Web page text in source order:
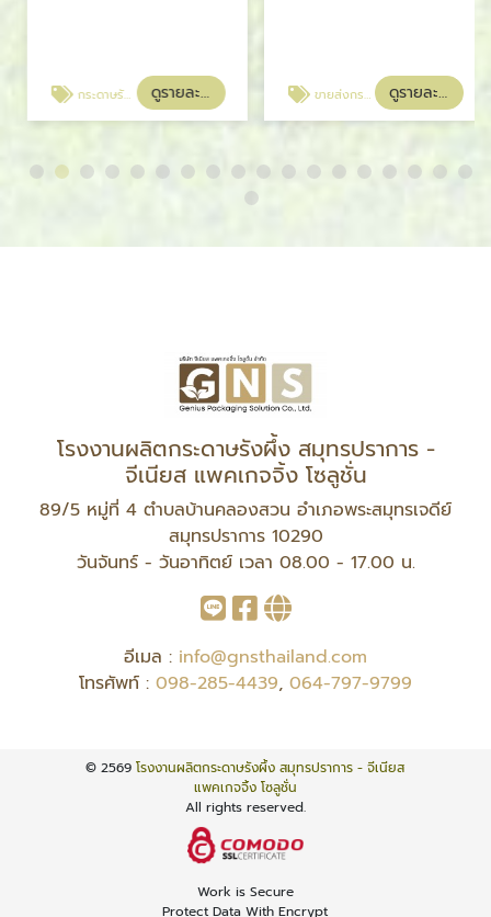
กระดาษรังผึ้ง สมุทรปราการ ดูรายละเอียด ขายส่งกระดาษรังผึ้ง ราคาส่ง ดูรายละเอียด
โรงงานผลิตกระดาษรังผึ้ง สมุทรปราการ -
จีเนียส แพคเกจจิ้ง โซลูชั่น
89/5 หมู่ที่ 4 ตำบลบ้านคลองสวน อำเภอพระสมุทรเจดีย์
สมุทรปราการ 10290
วันจันทร์ - วันอาทิตย์ เวลา 08.00 - 17.00 น.
อีเมล : info@gnsthailand.com
โทรศัพท์ : 098-285-4439, 064-797-9799
© 2569โรงงานผลิตกระดาษรังผึ้ง สมุทรปราการ - จีเนียส
แพคเกจจิ้ง โซลูชั่น
All rights reserved.
Work is Secure
Protect Data With Encrypt